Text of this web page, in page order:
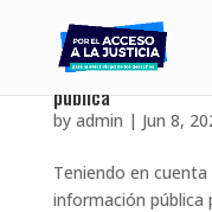
Taller Virtual | El
pública
by admin | Jun 8,
Teniendo en
información pública